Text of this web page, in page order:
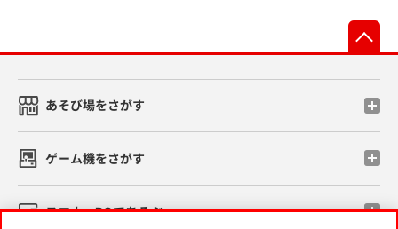
あそび場をさがす
ゲーム機をさがす
スマホ・PCであそぶ